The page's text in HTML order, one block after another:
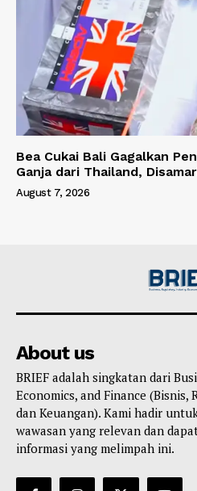
Bea Cukai Bali Gagalkan
Ganja dari Thailand,
August 7, 2026
About us
BRIEF adalah singkatan dari
Economics, and Finance
dan Keuangan). Kami hadir
wawasan yang relevan dan
informasi yang melimpah ini.